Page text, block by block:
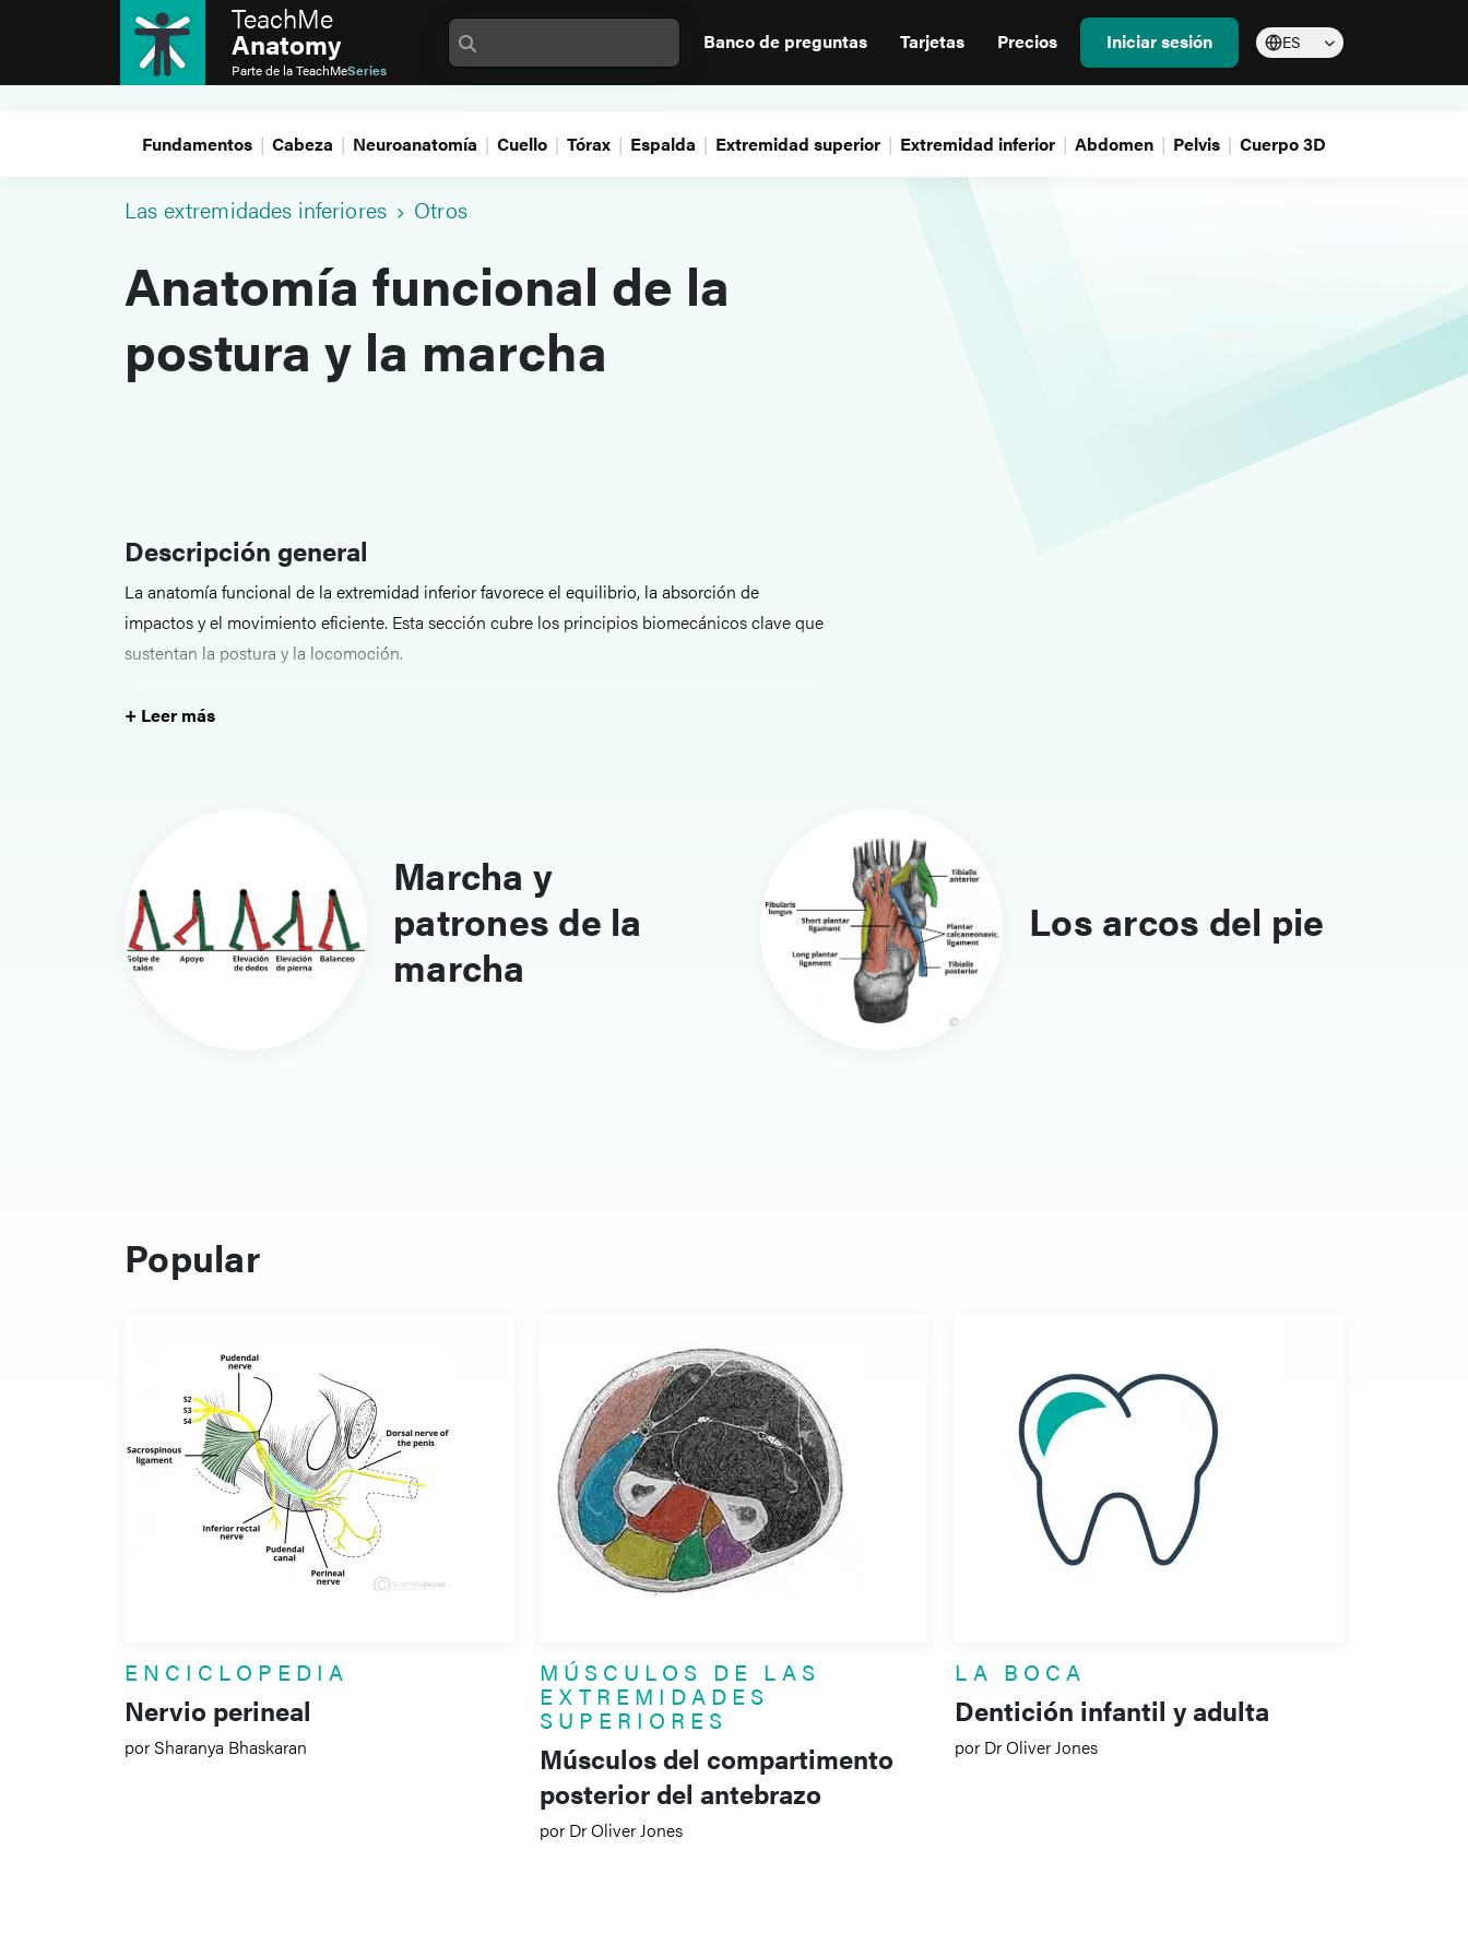
TeachMe
Anatomy
Parte de laTeachMeSeries
Banco de preguntas Tarjetas Precios Iniciar sesión ES
Fundamentos Cabeza Neuroanatomía Cuello Tórax Espalda Extremidad superior Extremidad inferior Abdomen Pelvis Cuerpo 3D
Las extremidades inferiores Otros
Anatomía funcional de la
postura y la marcha
Descripción general
La anatomía funcional de la extremidad inferior favorece el equilibrio, la absorción de
impactos y el movimiento eficiente. Esta sección cubre los principios biomecánicos clave que
sustentan la postura y la locomoción.
Estructuras clave
Una comprensión clara de la biomecánica de la marcha y del pie ayuda a identificar patrones
anómalos al caminar, lesiones por sobreuso y deformidades estructurales. El contenido
proporciona un vínculo práctico entre la anatomía y la evaluación clínica.
+ Leer más
Marcha y
patrones de la
marcha
Los arcos del pie
Popular
ENCICLOPEDIA
Nervio perineal
por Sharanya Bhaskaran
MÚSCULOS DE LAS
EXTREMIDADES
SUPERIORES
Músculos del compartimento
posterior del antebrazo
por Dr Oliver Jones
LA BOCA
Dentición infantil y adulta
por Dr Oliver Jones